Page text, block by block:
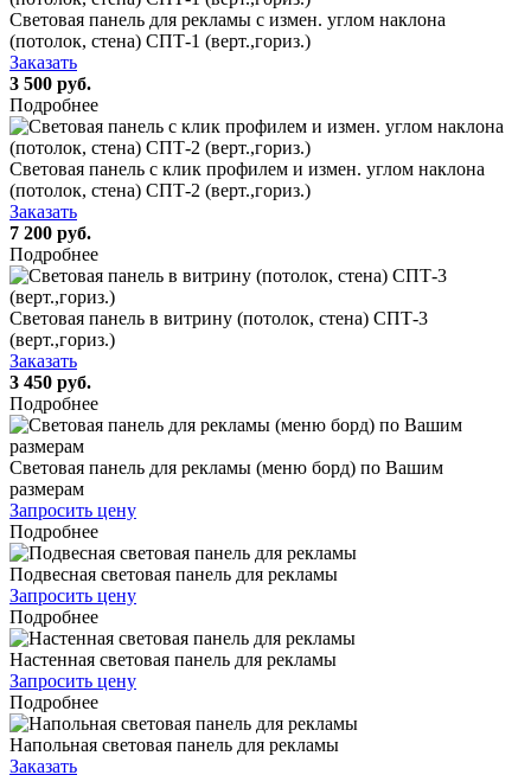
Световая панель для рекламы с измен. углом наклона
(потолок, стена) СПТ-1 (верт.,гориз.)
Заказать
3 500 руб.
Подробнее
Световая панель с клик профилем и измен. углом наклона
(потолок, стена) СПТ-2 (верт.,гориз.)
Заказать
7 200 руб.
Подробнее
Световая панель в витрину (потолок, стена) СПТ-3
(верт.,гориз.)
Заказать
3 450 руб.
Подробнее
Световая панель для рекламы (меню борд) по Вашим
размерам
Запросить цену
Подробнее
Подвесная световая панель для рекламы
Запросить цену
Подробнее
Настенная световая панель для рекламы
Запросить цену
Подробнее
Напольная световая панель для рекламы
Заказать